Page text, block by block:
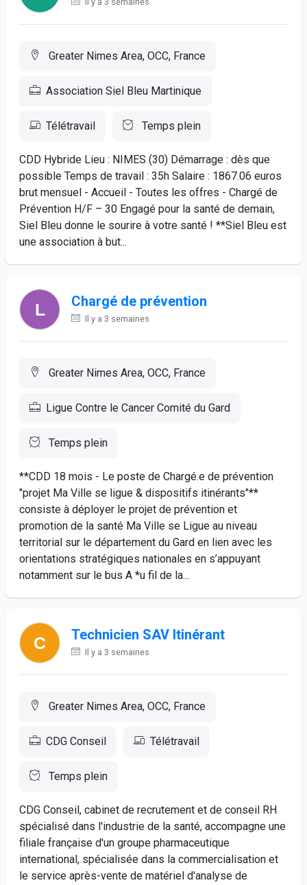
Greater Nimes Area, OCC, France
Association Siel Bleu Martinique
Télétravail Temps plein
CDD Hybride Lieu : NIMES (30) Démarrage : dès que
possible Temps de travail : 35h Salaire : 1867.06 euros
brut mensuel - Accueil - Toutes les offres - Chargé de
Prévention H/F – 30 Engagé pour la santé de demain,
Siel Bleu donne le sourire à votre santé ! **Siel Bleu est
une association à but...
Chargé de prévention
Il y a 3 semaines
Greater Nimes Area, OCC, France
Ligue Contre le Cancer Comité du Gard
Temps plein
**CDD 18 mois - Le poste de Chargé.e de prévention
"projet Ma Ville se ligue & dispositifs itinérants"**
consiste à déployer le projet de prévention et
promotion de la santé Ma Ville se Ligue au niveau
territorial sur le département du Gard en lien avec les
orientations stratégiques nationales en s’appuyant
notamment sur le bus A *u fil de la...
Technicien SAV Itinérant
Il y a 3 semaines
Greater Nimes Area, OCC, France
CDG Conseil Télétravail
Temps plein
CDG Conseil, cabinet de recrutement et de conseil RH
spécialisé dans l'industrie de la santé, accompagne une
filiale française d'un groupe pharmaceutique
international, spécialisée dans la commercialisation et
le service après-vente de matériel d'analyse de